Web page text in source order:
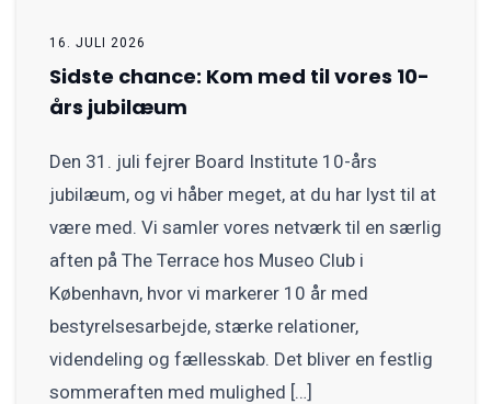
16. JULI 2026
Sidste chance: Kom med til vores 10-
års jubilæum
Den 31. juli fejrer Board Institute 10-års
jubilæum, og vi håber meget, at du har lyst til at
være med. Vi samler vores netværk til en særlig
aften på The Terrace hos Museo Club i
København, hvor vi markerer 10 år med
bestyrelsesarbejde, stærke relationer,
videndeling og fællesskab. Det bliver en festlig
sommeraften med mulighed […]